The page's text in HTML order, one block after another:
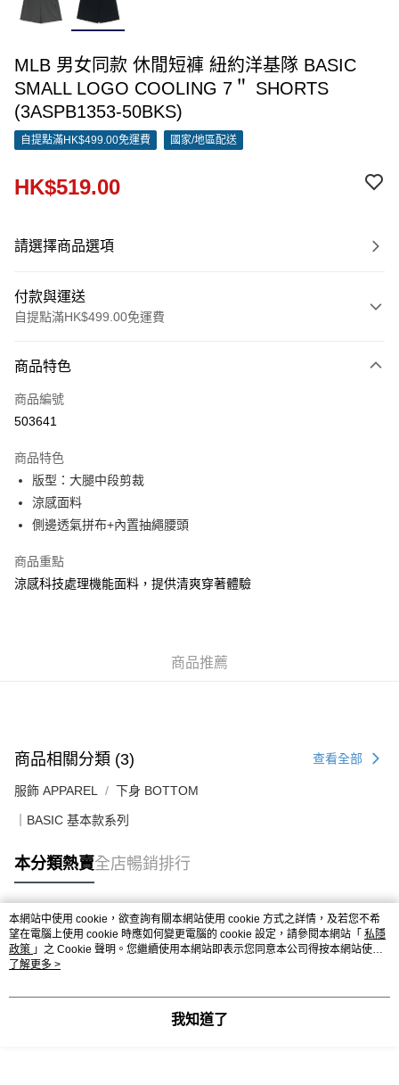
MLB 男女同款 休閒短褲 紐約洋基隊 BASIC
SMALL LOGO COOLING 7＂ SHORTS
(3ASPB1353-50BKS)
自提點滿HK$499.00免運費 國家/地區配送
HK$519.00
請選擇商品選項
付款與運送
自提點滿HK$499.00免運費
信用卡
Apple Pay
AlipayHK
WeChat Pay
送貨方式
付款後順豐站及營業點
每筆HK$50.00，滿HK$499.00或以上免運費
配送至澳門 運費表
商品特色
商品編號
503641
商品特色
版型：大腿中段剪裁
涼感面料
側邊透氣拼布+內置抽繩腰頭
商品重點
涼感科技處理機能面料，提供清爽穿著體驗
商品推薦
商品相關分類 (3) 查看全部
服飾 APPAREL 下身 BOTTOM
｜BASIC 基本款系列
本分類熱賣全店暢銷排行
熱門標籤
熱銷排行
本網站中使用 cookie，欲查詢有關本網站使用 cookie 方式之詳情，及若您不希
望在電腦上使用 cookie 時應如何變更電腦的 cookie 設定，請參閱本網站「 私隱
政策 」之 Cookie 聲明。您繼續使用本網站即表示您同意本公司得按本網站使用
條款之 Cookie 聲明使用 cookie。
了解更多 >
我知道了